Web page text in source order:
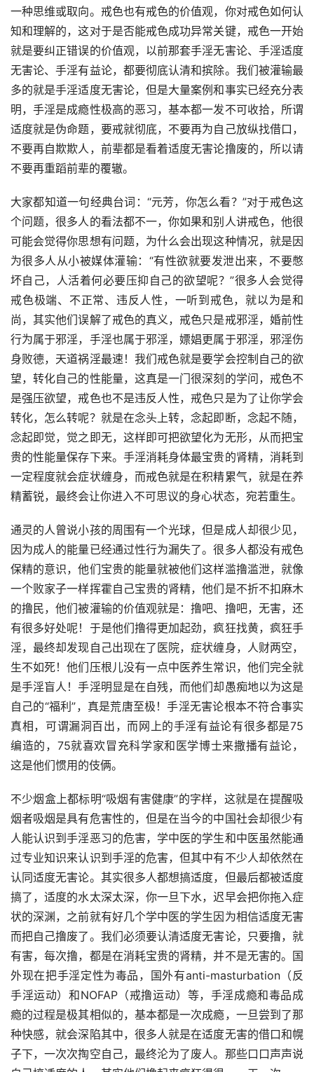
一种思维或取向。戒色也有戒色的价值观，你对戒色如何认
知和理解的，这对于是否能戒色成功异常关键，戒色一开始
就是要纠正错误的价值观，以前那套手淫无害论、手淫适度
无害论、手淫有益论，都要彻底认清和摈除。我们被灌输最
多的就是手淫适度无害论，但是大量案例和事实已经充分表
明，手淫是成瘾性极高的恶习，基本都一发不可收拾，所谓
适度就是伪命题，要戒就彻底，不要再为自己放纵找借口，
不要再自欺欺人，前辈都是看着适度无害论撸废的，所以请
不要再重蹈前辈的覆辙。
大家都知道一句经典台词：“元芳，你怎么看？”对于戒色这
个问题，很多人的看法都不一，你如果和别人讲戒色，他很
可能会觉得你思想有问题，为什么会出现这种情况，就是因
为很多人从小被媒体灌输：“有性欲就要发泄出来，不要憋
坏自己，人活着何必要压抑自己的欲望呢？”很多人会觉得
戒色极端、不正常、违反人性，一听到戒色，就以为是和
尚，其实他们误解了戒色的真义，戒色只是戒邪淫，婚前性
行为属于邪淫，手淫也属于邪淫，嫖娼更属于邪淫，邪淫伤
身败德，天道祸淫最速！我们戒色就是要学会控制自己的欲
望，转化自己的性能量，这真是一门很深刻的学问，戒色不
是强压欲望，戒色也不是违反人性，戒色只是为了让你学会
转化，怎么转呢？就是在念头上转，念起即断，念起不随，
念起即觉，觉之即无，这样即可把欲望化为无形，从而把宝
贵的性能量保存下来。手淫消耗身体最宝贵的肾精，消耗到
一定程度就会症状缠身，而戒色就是在积精累气，就是在养
精蓄锐，最终会让你进入不可思议的身心状态，宛若重生。
通灵的人曾说小孩的周围有一个光球，但是成人却很少见，
因为成人的能量已经通过性行为漏失了。很多人都没有戒色
保精的意识，他们宝贵的能量就被他们这样滥撸滥泄，就像
一个败家子一样挥霍自己宝贵的肾精，他们是不折不扣麻木
的撸民，他们被灌输的价值观就是：撸吧、撸吧，无害，还
有很多好处呢！于是他们撸得更加起劲，疯狂找黄，疯狂手
淫，最终却发现自己出现在了医院，症状缠身，人财两空，
生不如死！他们压根儿没有一点中医养生常识，他们完全就
是手淫盲人！手淫明显是在自残，而他们却愚痴地以为这是
自己的“福利”，真是荒唐至极！手淫无害论根本不符合事实
真相，可谓漏洞百出，而网上的手淫有益论有很多都是75
编造的，75就喜欢冒充科学家和医学博士来撒播有益论，
这是他们惯用的伎俩。
不少烟盒上都标明“吸烟有害健康”的字样，这就是在提醒吸
烟者吸烟是具有危害性的，但是在当今的中国社会却很少有
人能认识到手淫恶习的危害，学中医的学生和中医虽然能通
过专业知识来认识到手淫的危害，但其中有不少人却依然在
认同适度无害论。其实很多人都想搞适度，但最后都被适度
搞了，适度的水太深太深，你一旦下水，迟早会把你拖入症
状的深渊，之前就有好几个学中医的学生因为相信适度无害
而把自己撸废了。我们必须要认清适度无害论，只要撸，就
有害，每次撸，都是在消耗宝贵的肾精，并不是无害的。国
外现在把手淫定性为毒品，国外有anti-masturbation（反
手淫运动）和NOFAP（戒撸运动）等，手淫成瘾和毒品成
瘾的过程是极其相似的，基本都是一次成瘾，一旦尝到了那
种快感，就会深陷其中，很多人就是在适度无害的借口和幌
子下，一次次掏空自己，最终沦为了废人。那些口口声声说